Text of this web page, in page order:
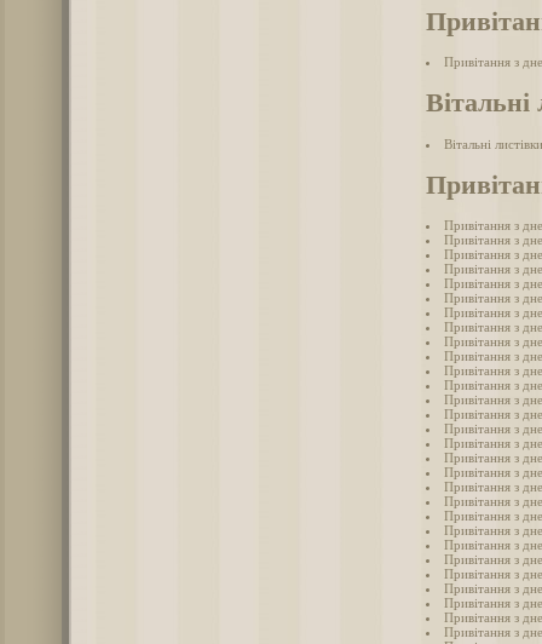
Привітання з
Вітальні
Вітальні
Привітання з
Привітання з
Привітання з
Привітання з
Привітання з
Привітання з
Привітання з
Привітання з
Привітання з
Привітання з
Привітання з
Привітання з
Привітання з
Привітання з
Привітання з
Привітання з
Привітання з
Привітання з
Привітання з
Привітання з
Привітання з
Привітання з
Привітання з
Привітання з
Привітання з
Привітання з
Привітання з
Привітання з
Привітання з